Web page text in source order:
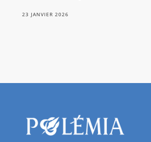
23 JANVIER 2026